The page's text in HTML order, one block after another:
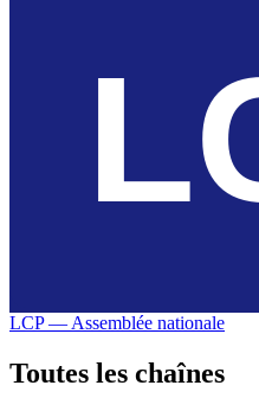
LCP — Assemblée nationale
Toutes les chaînes